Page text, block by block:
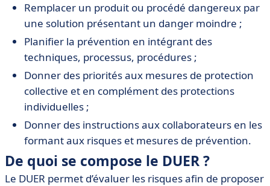
Remplacer un produit ou procédé dangereux par
une solution présentant un danger moindre ;
Planifier la prévention en intégrant des
techniques, processus, procédures ;
Donner des priorités aux mesures de protection
collective et en complément des protections
individuelles ;
Donner des instructions aux collaborateurs en les
formant aux risques et mesures de prévention.
De quoi se compose le DUER ?
Le DUER permet d’évaluer les risques afin de proposer